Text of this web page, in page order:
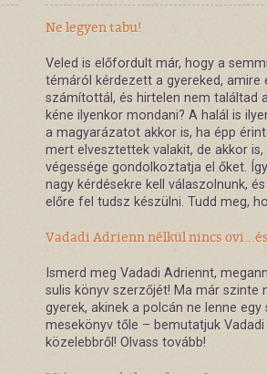
Ne legyen tabu!
Veled is előfordult már, hogy a
témáról kérdezett a gyereked, amire
számítottál, és hirtelen nem találtad
kéne ilyenkor mondani? A halál is
a magyarázatot akkor is, ha épp
mert elvesztettek valakit, de akkor
végessége gondolkoztatja el őket.
nagy kérdésekre kell válaszolnunk,
előre fel tudsz készülni. Tudd meg,
Vadadi Adrienn nélkül nincs
Ismerd meg Vadadi Adriennt,
sulis könyv szerzőjét! Ma már szinte
gyerek, akinek a polcán ne lenne
mesekönyv tőle – bemutatjuk
közelebbről! Olvass tovább!